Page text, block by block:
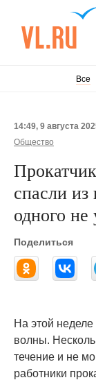
Все
14:49, 9 августа
Общество
спасли
одного не
Поделиться
На этой
волны.
течение и не
работники